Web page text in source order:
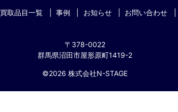
買取品目一覧 事例 お知らせ お問い合わせ
〒378-0022
群馬県沼田市屋形原町1419-2
©2026 株式会社N-STAGE